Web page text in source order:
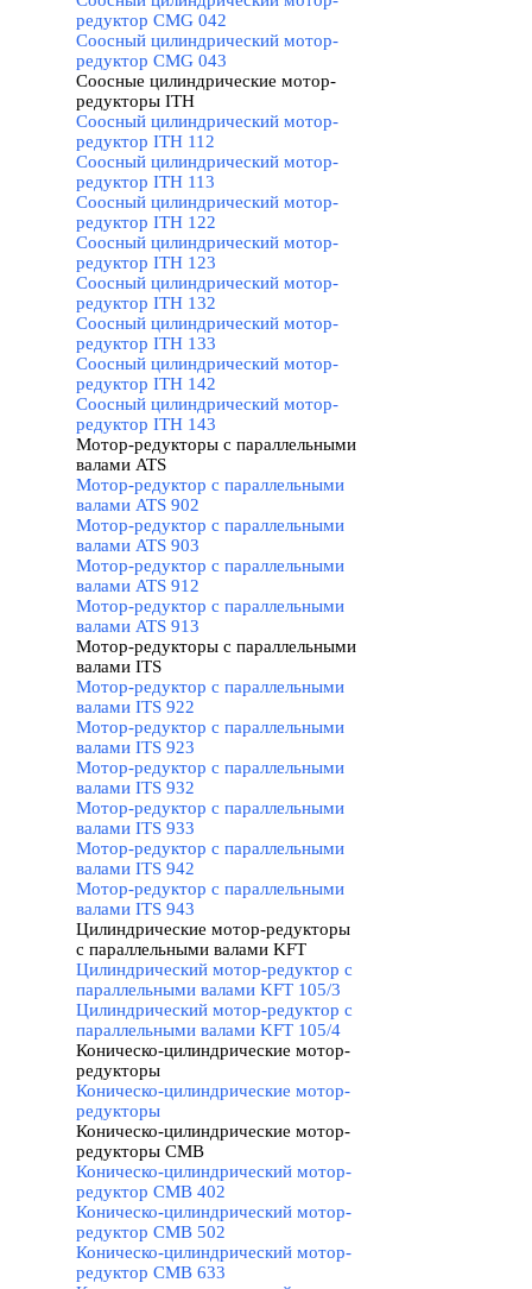
редуктор CMG 042
Соосный цилиндрический мотор-
редуктор CMG 043
Соосные цилиндрические мотор-
редукторы ITH
Соосный цилиндрический мотор-
редуктор ITH 112
Соосный цилиндрический мотор-
редуктор ITH 113
Соосный цилиндрический мотор-
редуктор ITH 122
Соосный цилиндрический мотор-
редуктор ITH 123
Соосный цилиндрический мотор-
редуктор ITH 132
Соосный цилиндрический мотор-
редуктор ITH 133
Соосный цилиндрический мотор-
редуктор ITH 142
Соосный цилиндрический мотор-
редуктор ITH 143
Мотор-редукторы с параллельными
валами ATS
Мотор-редуктор с параллельными
валами ATS 902
Мотор-редуктор с параллельными
валами ATS 903
Мотор-редуктор с параллельными
валами ATS 912
Мотор-редуктор с параллельными
валами ATS 913
Мотор-редукторы с параллельными
валами ITS
Мотор-редуктор с параллельными
валами ITS 922
Мотор-редуктор с параллельными
валами ITS 923
Мотор-редуктор с параллельными
валами ITS 932
Мотор-редуктор с параллельными
валами ITS 933
Мотор-редуктор с параллельными
валами ITS 942
Мотор-редуктор с параллельными
валами ITS 943
Цилиндрические мотор-редукторы
с параллельными валами KFT
Цилиндрический мотор-редуктор с
параллельными валами KFT 105/3
Цилиндрический мотор-редуктор с
параллельными валами KFT 105/4
Коническо-цилиндрические мотор-
редукторы
Коническо-цилиндрические мотор-
редукторы
Коническо-цилиндрические мотор-
редукторы CMB
Коническо-цилиндрический мотор-
редуктор CMB 402
Коническо-цилиндрический мотор-
редуктор CMB 502
Коническо-цилиндрический мотор-
редуктор CMB 633